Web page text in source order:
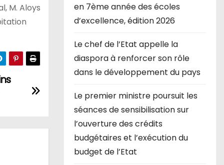
M. Aloys
en 7ème année des écoles
d’excellence, édition 2026
Le chef de l’Etat appelle la
diaspora à renforcer son rôle
dans le développement du pays
Le premier ministre poursuit les
séances de sensibilisation sur
l’ouverture des crédits
budgétaires et l’exécution du
budget de l’Etat